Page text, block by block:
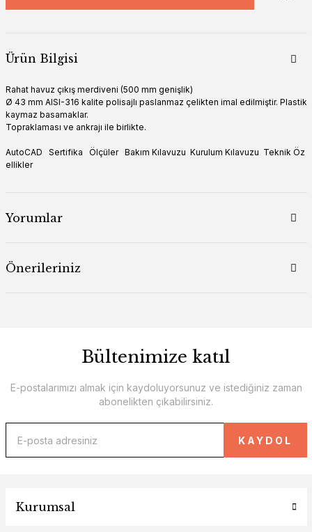
Ürün Bilgisi
Rahat havuz çıkış merdiveni (500 mm genişlik)
Ø 43 mm AISI-316 kalite polisajlı paslanmaz çelikten imal edilmiştir. Plastik
kaymaz basamaklar.
Topraklaması ve ankrajı ile birlikte.
AutoCAD Sertifika Ölçüler Bakım Kılavuzu Kurulum Kılavuzu Teknik Öz
ellikler
Yorumlar
Önerileriniz
Bültenimize katıl
E-postalarımızı almak için kaydoluyorsunuz ve istediğiniz zaman
abonelikten çıkabilirsiniz.
KAYDOL
Kurumsal